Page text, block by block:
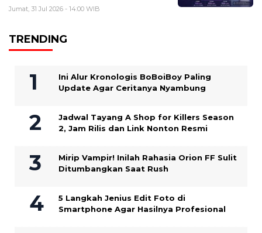
Jumat, 31 Jul 2026 - 14:00 WIB
TRENDING
Ini Alur Kronologis BoBoiBoy Paling
Update Agar Ceritanya Nyambung
Jadwal Tayang A Shop for Killers Season
2, Jam Rilis dan Link Nonton Resmi
Mirip Vampir! Inilah Rahasia Orion FF Sulit
Ditumbangkan Saat Rush
5 Langkah Jenius Edit Foto di
Smartphone Agar Hasilnya Profesional